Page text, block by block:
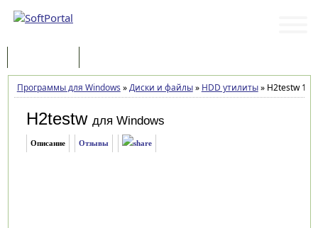
Программы для Windows »Диски и файлы» HDD утилиты»H2testw 1.4
H2testw для Windows
Описание Отзывы